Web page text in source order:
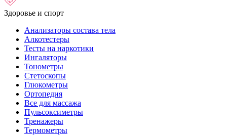
Здоровье и спорт
Анализаторы состава тела
Алкотестеры
Тесты на наркотики
Ингаляторы
Тонометры
Стетоскопы
Глюкометры
Ортопедия
Все для массажа
Пульсоксиметры
Тренажеры
Термометры